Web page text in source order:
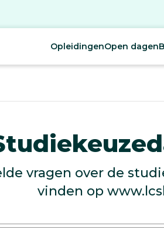
OpleidingenOpen dagen
vragen over de
vinden op